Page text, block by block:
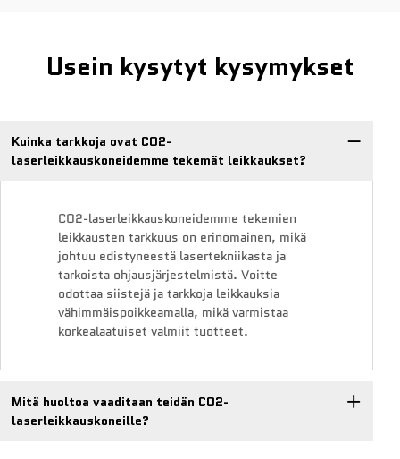
Usein kysytyt kysymykset
Kuinka tarkkoja ovat CO2-
laserleikkauskoneidemme tekemät leikkaukset?
CO2-laserleikkauskoneidemme tekemien
leikkausten tarkkuus on erinomainen, mikä
johtuu edistyneestä lasertekniikasta ja
tarkoista ohjausjärjestelmistä. Voitte
odottaa siistejä ja tarkkoja leikkauksia
vähimmäispoikkeamalla, mikä varmistaa
korkealaatuiset valmiit tuotteet.
Mitä huoltoa vaaditaan teidän CO2-
laserleikkauskoneille?